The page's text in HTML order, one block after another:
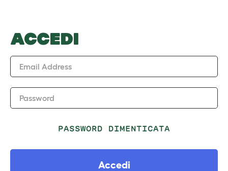
ACCEDI
Email Address
Password
PASSWORD DIMENTICATA
Accedi